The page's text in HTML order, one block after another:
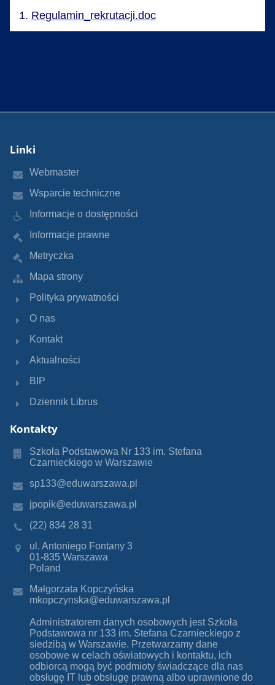
1. Regulamin_rekrutacji.doc
Linki
Webmaster
Wsparcie techniczne
Informacje o dostępności
Informacje prawne
Metryczka
Mapa strony
Polityka prywatności
O nas
Kontakt
Aktualności
BIP
Dziennik Librus
Kontakty
Szkoła Podstawowa Nr 133 im. Stefana
Czarnieckiego w Warszawie
sp133@eduwarszawa.pl
jpopik@eduwarszawa.pl
(22) 834 28 31
ul. Antoniego Fontany 3
01-835 Warszawa
Poland
Małgorzata Kopczyńska
mkopczynska@eduwarszawa.pl
Administratorem danych osobowych jest Szkoła
Podstawowa nr 133 im. Stefana Czarnieckiego z
siedzibą w Warszawie. Przetwarzamy dane
osobowe w celach oświatowych i kontaktu, ich
odbiorcą mogą być podmioty świadczące dla nas
obsługę IT lub obsługę prawną albo uprawnione do